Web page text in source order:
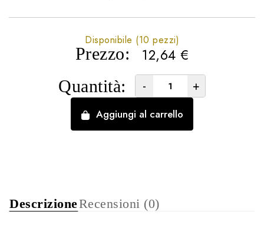
Prezzo: 12,64 €
Disponibile (10 pezzi)
Quantità: - +
Aggiungi al carrello
DescrizioneRecensioni (0)